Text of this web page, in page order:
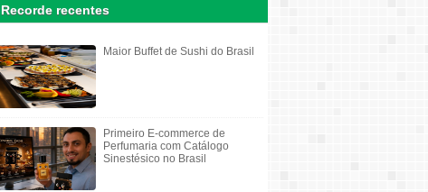
Recorde recentes
Maior Buffet de Sushi do Brasil
Primeiro E-commerce de
Perfumaria com Catálogo
Sinestésico no Brasil